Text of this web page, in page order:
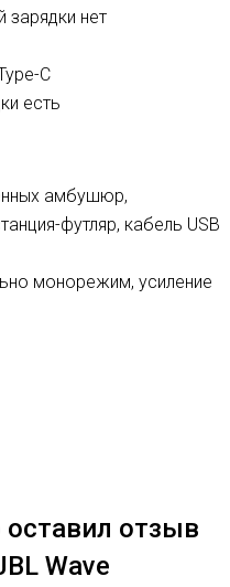
зарядки нет
C
есть
амбушюр,
футляр, кабель USB
монорежим, усиление
отзыв
Wave